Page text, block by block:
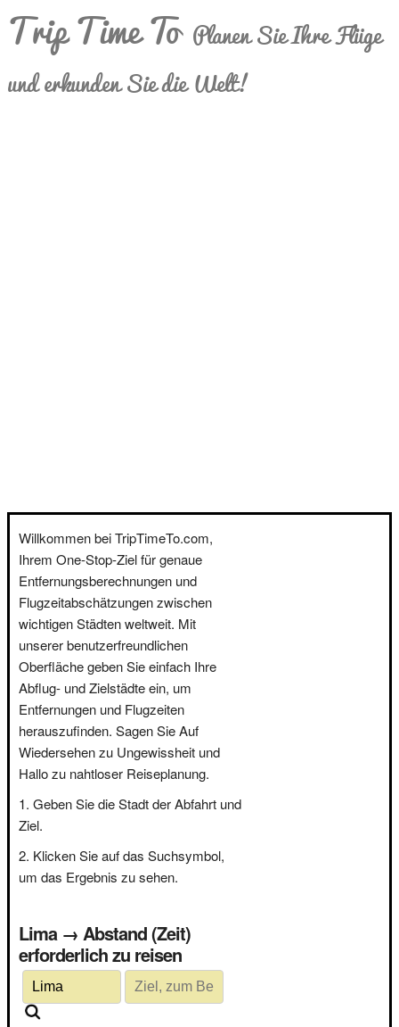
Trip Time To Planen Sie Ihre Flüge
und erkunden Sie die Welt!
Willkommen bei TripTimeTo.com,
Ihrem One-Stop-Ziel für genaue
Entfernungsberechnungen und
Flugzeitabschätzungen zwischen
wichtigen Städten weltweit. Mit
unserer benutzerfreundlichen
Oberfläche geben Sie einfach Ihre
Abflug- und Zielstädte ein, um
Entfernungen und Flugzeiten
herauszufinden. Sagen Sie Auf
Wiedersehen zu Ungewissheit und
Hallo zu nahtloser Reiseplanung.
Geben Sie die Stadt der Abfahrt und
Ziel.
Klicken Sie auf das Suchsymbol,
um das Ergebnis zu sehen.
Lima → Abstand (Zeit)
erforderlich zu reisen